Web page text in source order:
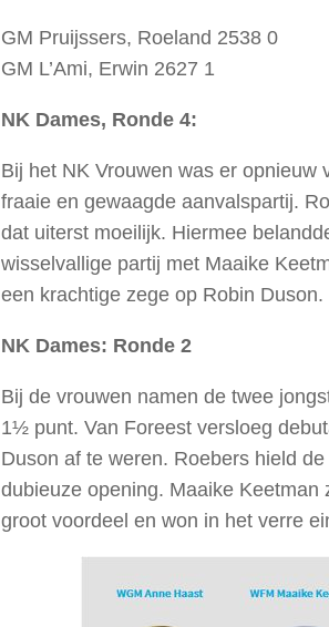
GM Pruijssers, Roeland 2538 0
GM L’Ami, Erwin 2627 1
NK Dames, Ronde 4:
Bij het NK Vrouwen was er
fraaie en gewaagde aanvalspartij.
dat uiterst moeilijk. Hiermee
wisselvallige partij met Maaike
een krachtige zege op Robin Duson.
NK Dames: Ronde 2
Bij de vrouwen namen de twee
1½ punt. Van Foreest versloeg
Duson af te weren. Roebers hield
dubieuze opening. Maaike
groot voordeel en won in het verre